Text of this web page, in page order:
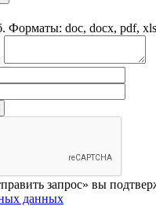
Форматы: doc, docx, pdf,
запрос» вы
данных